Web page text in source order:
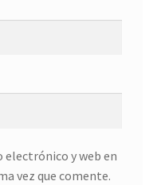
electrónico y web en
vez que comente.